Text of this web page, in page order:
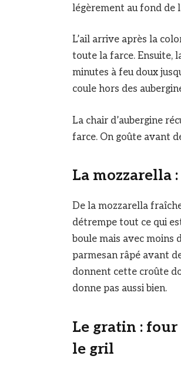
légèrement au fond de
L’ail arrive après la
toute la farce. Ensuite,
minutes à feu doux
coule hors des
La chair d’aubergine
farce. On goûte avant
La mozzarella
De la mozzarella
détrempe tout ce qui
boule mais avec moins
parmesan râpé avant
donnent cette croûte
donne pas aussi bien.
Le gratin :
le gril